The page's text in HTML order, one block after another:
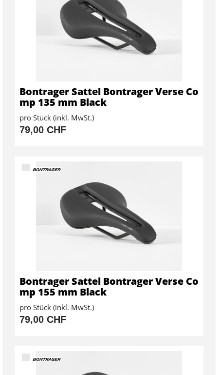
Bontrager Sattel Bontrager Verse Co
mp 135 mm Black
pro Stück (inkl. MwSt.)
79,00 CHF
Bontrager Sattel Bontrager Verse Co
mp 155 mm Black
pro Stück (inkl. MwSt.)
79,00 CHF